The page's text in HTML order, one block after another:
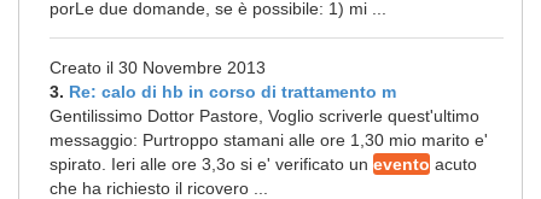
porLe due domande, se è possibile: 1) mi ...
Creato il 30 Novembre 2013
3. Re: calo di hb in corso di trattamento m
Gentilissimo Dottor Pastore, Voglio scriverle quest'ultimo
messaggio: Purtroppo stamani alle ore 1,30 mio marito e'
spirato. Ieri alle ore 3,3o si e' verificato un evento acuto
che ha richiesto il ricovero ...